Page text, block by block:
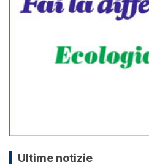
Ultime notizie